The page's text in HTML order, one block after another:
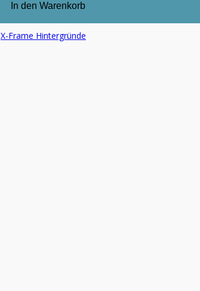
In den Warenkorb
X-Frame Hintergründe